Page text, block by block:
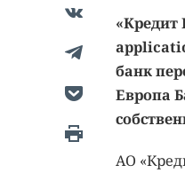
«Кредит
банк
Европа
АО